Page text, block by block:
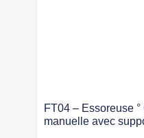
FT04 – Essoreuse
manuelle avec